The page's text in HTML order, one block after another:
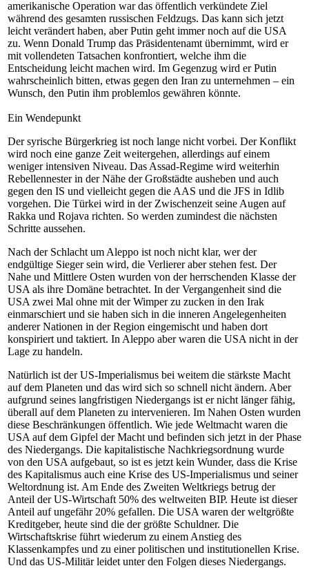
amerikanische Operation war das öffentlich verkündete Ziel
während des gesamten russischen Feldzugs. Das kann sich jetzt
leicht verändert haben, aber Putin geht immer noch auf die USA
zu. Wenn Donald Trump das Präsidentenamt übernimmt, wird er
mit vollendeten Tatsachen konfrontiert, welche ihm die
Entscheidung leicht machen wird. Im Gegenzug wird er Putin
wahrscheinlich bitten, etwas gegen den Iran zu unternehmen – ein
Wunsch, den Putin ihm problemlos gewähren könnte.
Ein Wendepunkt
Der syrische Bürgerkrieg ist noch lange nicht vorbei. Der Konflikt
wird noch eine ganze Zeit weitergehen, allerdings auf einem
weniger intensiven Niveau. Das Assad-Regime wird weiterhin
Rebellennester in der Nähe der Großstädte ausheben und auch
gegen den IS und vielleicht gegen die AAS und die JFS in Idlib
vorgehen. Die Türkei wird in der Zwischenzeit seine Augen auf
Rakka und Rojava richten. So werden zumindest die nächsten
Schritte aussehen.
Nach der Schlacht um Aleppo ist noch nicht klar, wer der
endgültige Sieger sein wird, die Verlierer aber stehen fest. Der
Nahe und Mittlere Osten wurden von der herrschenden Klasse der
USA als ihre Domäne betrachtet. In der Vergangenheit sind die
USA zwei Mal ohne mit der Wimper zu zucken in den Irak
einmarschiert und sie haben sich in die inneren Angelegenheiten
anderer Nationen in der Region eingemischt und haben dort
konspiriert und taktiert. In Aleppo aber waren die USA nicht in der
Lage zu handeln.
Natürlich ist der US-Imperialismus bei weitem die stärkste Macht
auf dem Planeten und das wird sich so schnell nicht ändern. Aber
aufgrund seines langfristigen Niedergangs ist er nicht länger fähig,
überall auf dem Planeten zu intervenieren. Im Nahen Osten wurden
diese Beschränkungen öffentlich. Wie jede Weltmacht waren die
USA auf dem Gipfel der Macht und befinden sich jetzt in der Phase
des Niedergangs. Die kapitalistische Nachkriegsordnung wurde
von den USA aufgebaut, so ist es jetzt kein Wunder, dass die Krise
des Kapitalismus auch eine Krise des US-Imperialismus und seiner
Weltordnung ist. Am Ende des Zweiten Weltkriegs betrug der
Anteil der US-Wirtschaft 50% des weltweiten BIP. Heute ist dieser
Anteil auf ungefähr 20% gefallen. Die USA waren der weltgrößte
Kreditgeber, heute sind die der größte Schuldner. Die
Wirtschaftskrise führt wiederum zu einem Anstieg des
Klassenkampfes und zu einer politischen und institutionellen Krise.
Und das US-Militär leidet unter den Folgen dieses Niedergangs.